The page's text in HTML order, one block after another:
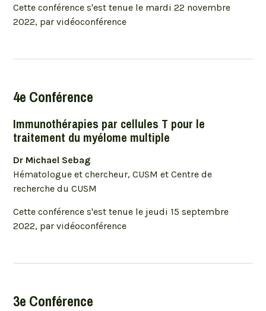
Cette conférence s'est tenue le mardi 22 novembre
2022, par vidéoconférence
4e Conférence
Immunothérapies par cellules T pour le
traitement du myélome multiple
Dr Michael Sebag
Hématologue et chercheur, CUSM et Centre de
recherche du CUSM
Cette conférence s'est tenue le jeudi 15 septembre
2022, par vidéoconférence
3e Conférence